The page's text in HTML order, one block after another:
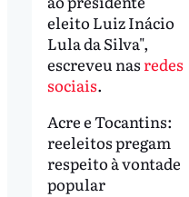
eleito Luiz Inácio
Lula da Silva",
escreveu nas redes
sociais.
Acre e Tocantins:
reeleitos pregam
respeito à vontade
popular